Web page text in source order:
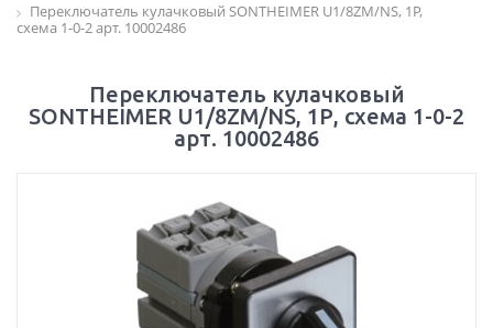
Переключатель кулачковый SONTHEIMER U1/8ZM/NS, 1Р,
схема 1-0-2 арт. 10002486
Переключатель кулачковый
SONTHEIMER U1/8ZM/NS, 1Р, схема 1-0-2
арт. 10002486